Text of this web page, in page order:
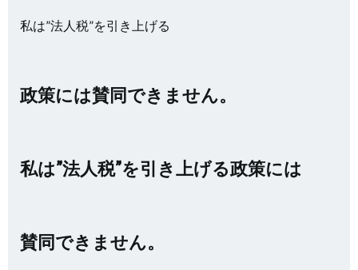
私は”法人税”を引き上げる
政策には賛同できません。
私は”法人税”を引き上げる政策には
賛同できません。